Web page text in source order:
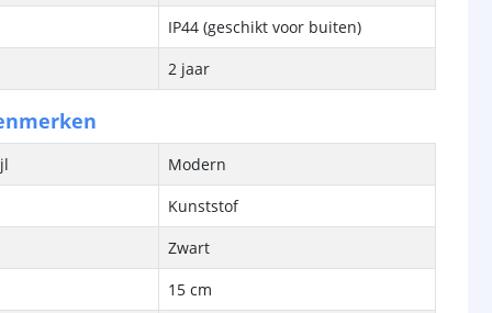
IP44 (geschikt voor buiten)
2 jaar
Modern
Kunststof
Zwart
15 cm